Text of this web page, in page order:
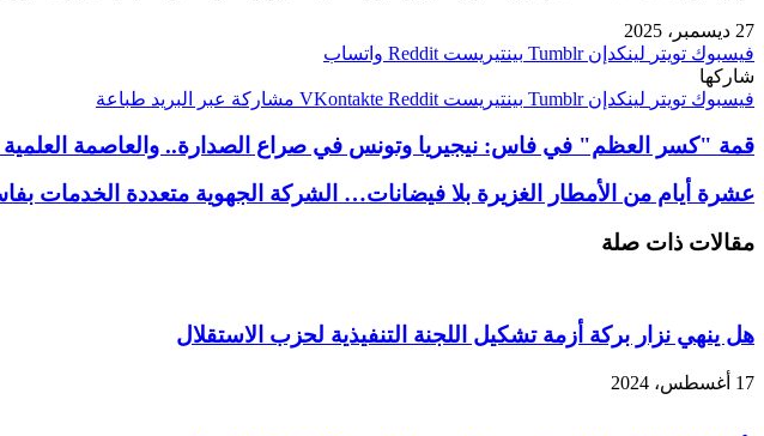
27 ديسمبر، 2025
فيسبوك تويتر لينكدإن بينتيريست
واتساب
شاركها
فيسبوك تويتر لينكدإن بينتيريست مشاركة عبر البريد طباعة
قمة "كسر العظم" في فاس: نيجيريا وتونس في صراع الصدارة.. والعاصمة العلمية
عشرة أيام من الأمطار الغزيرة بلا فيضانات… الشركة الجهوية متعددة الخدمات
مقالات ذات صلة
هل ينهي نزار بركة أزمة تشكيل اللجنة التنفيذية لحزب الاستقلال
17 أغسطس، 2024